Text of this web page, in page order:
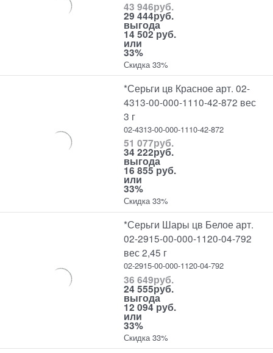
43 946руб.
29 444руб.
выгода
14 502 руб.
или
33%
Скидка 33%
*Серьги цв Красное арт. 02-
4313-00-000-1110-42-872 вес
3 г
02-4313-00-000-1110-42-872
51 077руб.
34 222руб.
выгода
16 855 руб.
или
33%
Скидка 33%
*Серьги Шары цв Белое арт.
02-2915-00-000-1120-04-792
вес 2,45 г
02-2915-00-000-1120-04-792
36 649руб.
24 555руб.
выгода
12 094 руб.
или
33%
Скидка 33%